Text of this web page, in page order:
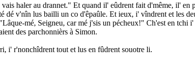
haler au drannet." Et quand il' eûdrent fait d'même, il' en
v'nîn lus bailli un co d'êpaûle. Et ieux, i' vîndrent et les
mé, Seigneu, car mé j'sis un pécheux!" Ch'est en tchi
des parchonnièrs à Simon.
i' r'nonchîdrent tout et lus en fûdrent souotre li.